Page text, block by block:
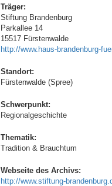
Träger:
Stiftung Brandenburg
Parkallee 14
15517 Fürstenwalde
http://www.haus-brandenburg-
Standort:
Fürstenwalde (Spree)
Schwerpunkt:
Regionalgeschichte
Thematik:
Tradition & Brauchtum
Webseite des Archivs:
http://www.stiftung-